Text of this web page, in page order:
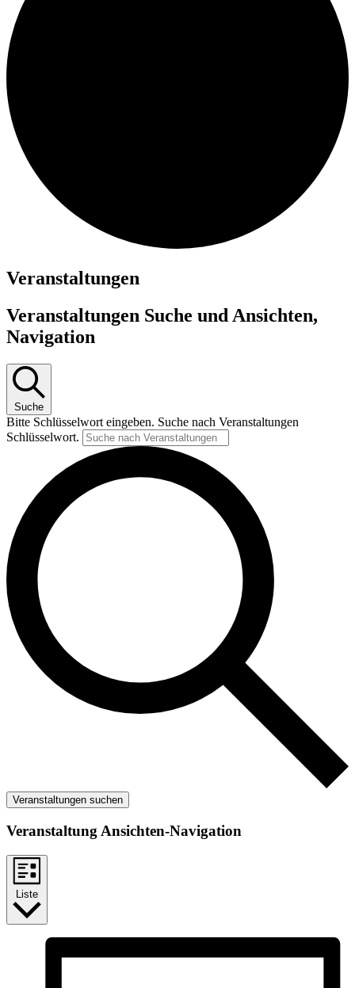
Veranstaltungen
Veranstaltungen Suche und Ansichten,
Navigation
Suche
Bitte Schlüsselwort eingeben. Suche nach Veranstaltungen
Schlüsselwort.
Veranstaltungen suchen
Veranstaltung Ansichten-Navigation
Liste